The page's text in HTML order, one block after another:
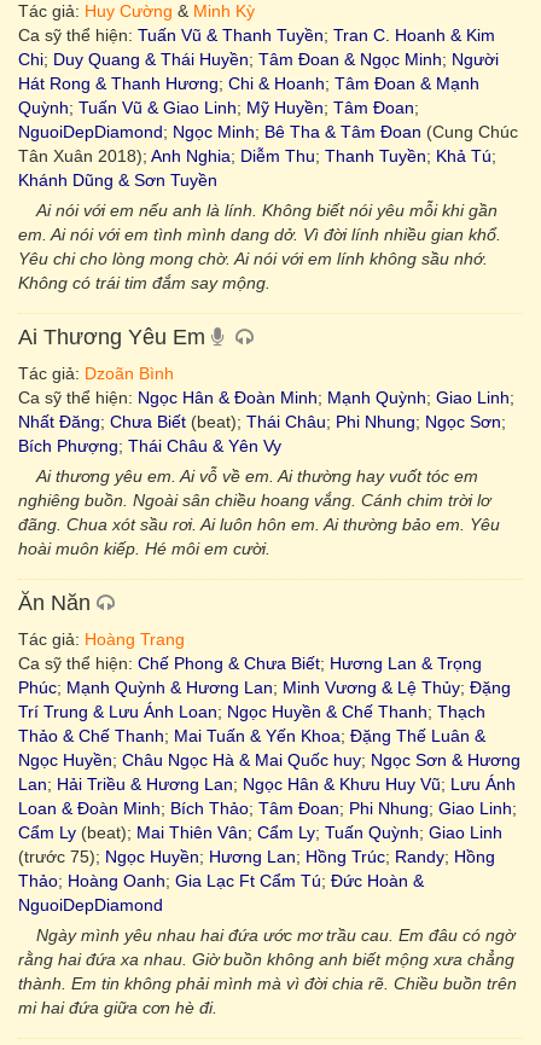
Tác giả: Huy Cường & Minh Kỳ
Ca sỹ thể hiện: Tuấn Vũ & Thanh Tuyền; Tran C. Hoanh & Kim
Chi; Duy Quang & Thái Huyền; Tâm Đoan & Ngọc Minh; Người
Hát Rong & Thanh Hương; Chi & Hoanh; Tâm Đoan & Mạnh
Quỳnh; Tuấn Vũ & Giao Linh; Mỹ Huyền; Tâm Đoan;
NguoiDepDiamond; Ngọc Minh; Bê Tha & Tâm Đoan (Cung Chúc
Tân Xuân 2018); Anh Nghia; Diễm Thu; Thanh Tuyền; Khả Tú;
Khánh Dũng & Sơn Tuyền
Ai nói với em nếu anh là lính. Không biết nói yêu mỗi khi gần
em. Ai nói với em tình mình dang dở. Vì đời lính nhiều gian khổ.
Yêu chi cho lòng mong chờ. Ai nói với em lính không sầu nhớ.
Không có trái tim đắm say mộng.
Ai Thương Yêu Em
Tác giả: Dzoãn Bình
Ca sỹ thể hiện: Ngọc Hân & Đoàn Minh; Mạnh Quỳnh; Giao Linh;
Nhất Đăng; Chưa Biết (beat); Thái Châu; Phi Nhung; Ngọc Sơn;
Bích Phượng; Thái Châu & Yên Vy
Ai thương yêu em. Ai vỗ về em. Ai thường hay vuốt tóc em
nghiêng buồn. Ngoài sân chiều hoang vắng. Cánh chim trời lơ
đãng. Chua xót sầu rơi. Ai luôn hôn em. Ai thường bảo em. Yêu
hoài muôn kiếp. Hé môi em cười.
Ăn Năn
Tác giả: Hoàng Trang
Ca sỹ thể hiện: Chế Phong & Chưa Biết; Hương Lan & Trọng
Phúc; Mạnh Quỳnh & Hương Lan; Minh Vương & Lệ Thủy; Đặng
Trí Trung & Lưu Ánh Loan; Ngọc Huyền & Chế Thanh; Thạch
Thảo & Chế Thanh; Mai Tuấn & Yến Khoa; Đặng Thế Luân &
Ngọc Huyền; Châu Ngọc Hà & Mai Quốc huy; Ngọc Sơn & Hương
Lan; Hải Triều & Hương Lan; Ngọc Hân & Khưu Huy Vũ; Lưu Ánh
Loan & Đoàn Minh; Bích Thảo; Tâm Đoan; Phi Nhung; Giao Linh;
Cẩm Ly (beat); Mai Thiên Vân; Cẩm Ly; Tuấn Quỳnh; Giao Linh
(trước 75); Ngọc Huyền; Hương Lan; Hồng Trúc; Randy; Hồng
Thảo; Hoàng Oanh; Gia Lạc Ft Cẩm Tú; Đức Hoàn &
NguoiDepDiamond
Ngày mình yêu nhau hai đứa ước mơ trầu cau. Em đâu có ngờ
rằng hai đứa xa nhau. Giờ buồn không anh biết mộng xưa chẳng
thành. Em tin không phải mình mà vì đời chia rẽ. Chiều buồn trên
mi hai đứa giữa cơn hè đi.